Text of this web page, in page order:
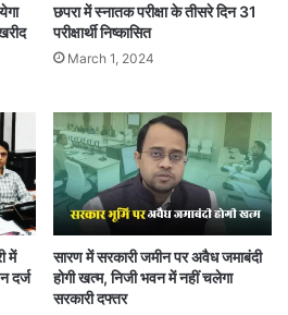
छपरा में स्नातक परीक्षा के तीसरे दिन 31
परीक्षार्थी निष्कासित
March 1, 2024
में
दर्ज
सारण में सरकारी जमीन पर अवैध जमाबंदी
होगी खत्म, निजी भवन में नहीं चलेगा
सरकारी दफ्तर